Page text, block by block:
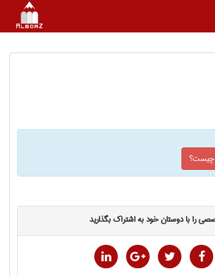
چیست؟
را با دوستان خود به اشتراک بگذارید